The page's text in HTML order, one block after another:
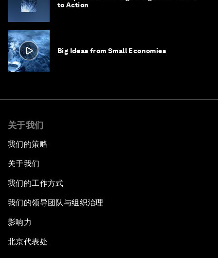
to Action
Big Ideas from Small Economies
关于我们
我们的策略
关于我们
我们的工作方式
我们的领导团队与组织治理
影响力
北京代表处